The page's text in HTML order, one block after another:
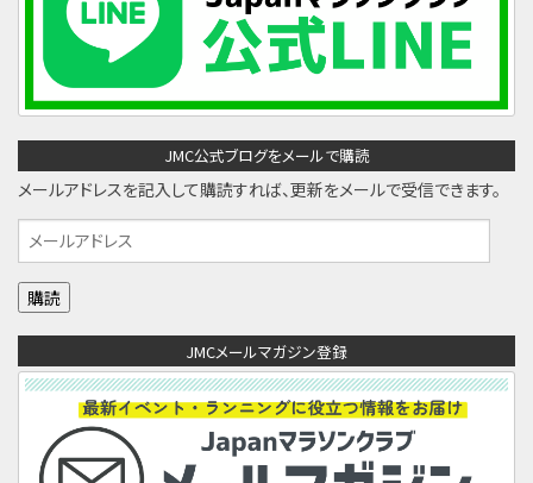
JMC公式ブログをメールで購読
メールアドレスを記入して購読すれば、更新をメールで受信できます。
メ
ー
ル
レ
JMCメールマガジン登録